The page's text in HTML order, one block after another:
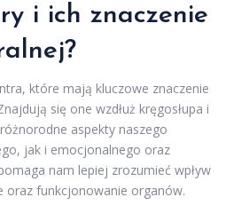
i ich znaczenie
które mają kluczowe znaczenie
się one wzdłuż kręgosłupa i
aspekty naszego
jak i emocjonalnego oraz
nam lepiej zrozumieć wpływ
oraz funkcjonowanie organów.